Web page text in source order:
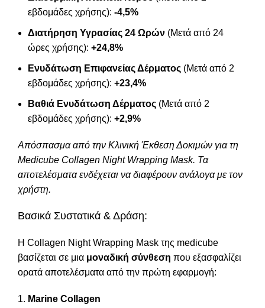
εβδομάδες χρήσης): -4,5%
Διατήρηση Υγρασίας 24 Ωρών (Μετά από 24
ώρες χρήσης): +24,8%
Ενυδάτωση Επιφανείας Δέρματος (Μετά από 2
εβδομάδες χρήσης): +23,4%
Βαθιά Ενυδάτωση Δέρματος (Μετά από 2
εβδομάδες χρήσης): +2,9%
Απόσπασμα από την Κλινική Έκθεση Δοκιμών για τη
Medicube Collagen Night Wrapping Mask. Τα
αποτελέσματα ενδέχεται να διαφέρουν ανάλογα με τον
χρήστη.
Βασικά Συστατικά & Δράση:
Η Collagen Night Wrapping Mask της medicube
βασίζεται σε μια μοναδική σύνθεση που εξασφαλίζει
ορατά αποτελέσματα από την πρώτη εφαρμογή:
1. Marine Collagen